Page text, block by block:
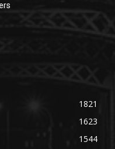
1821
1623
1544